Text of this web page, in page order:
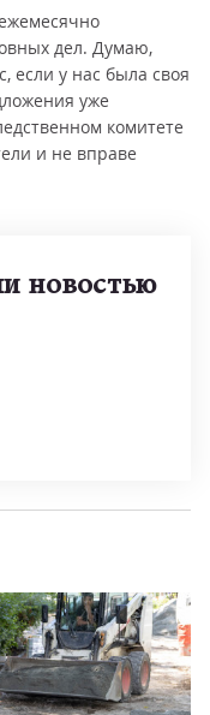
дел. Думаю,
если у нас была своя
уже
комитете
и не вправе
новостью